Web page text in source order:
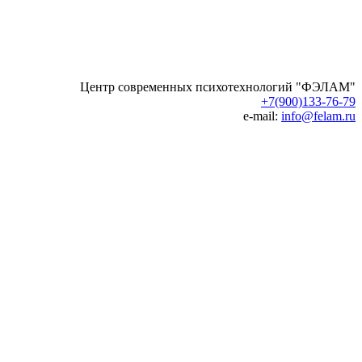
Центр современных психотехнологий "ФЭЛАМ"
+7(900)133-76-79
e-mail: info@felam.ru